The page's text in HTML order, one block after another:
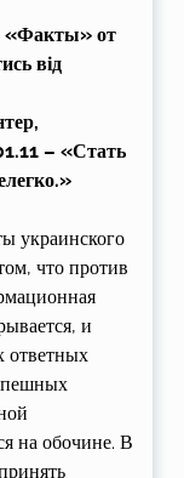
«Факты» от
від
– «Стать
украинского
что против
и
ответных
на обочине. В